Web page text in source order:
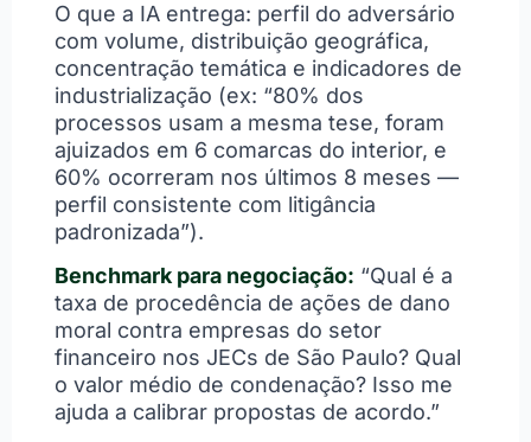
O que a IA entrega: perfil do adversário
com volume, distribuição geográfica,
concentração temática e indicadores de
industrialização (ex: “80% dos
processos usam a mesma tese, foram
ajuizados em 6 comarcas do interior, e
60% ocorreram nos últimos 8 meses —
perfil consistente com litigância
padronizada”).
Benchmark para negociação: “Qual é a
taxa de procedência de ações de dano
moral contra empresas do setor
financeiro nos JECs de São Paulo? Qual
o valor médio de condenação? Isso me
ajuda a calibrar propostas de acordo.”